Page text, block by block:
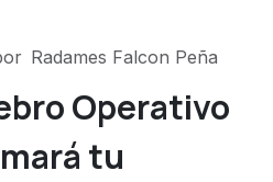
Radames Falcon Peña
Operativo
tu